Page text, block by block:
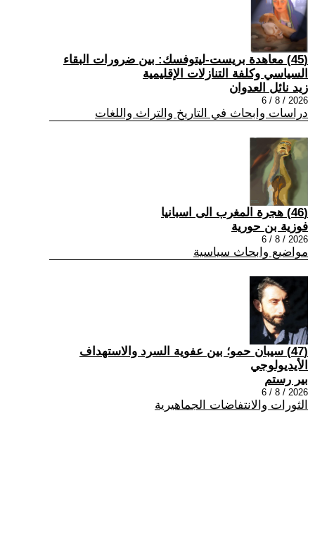
(45) معاهدة بريست-ليتوفسك: بين ضرورات البقاء
السياسي وكلفة التنازلات الإقليمية
زيد نائل العدوان
2026 / 8 / 6
دراسات وابحاث في التاريخ والتراث واللغات
(46) هجرة المغرب الى اسبانيا
فوزية بن حورية
2026 / 8 / 6
مواضيع وابحاث سياسية
(47) سيبان حمو؛ بين عفوية السرد والاستهداف
الأيديولوجي
بير رستم
2026 / 8 / 6
الثورات والانتفاضات الجماهيرية